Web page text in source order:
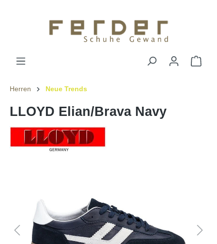
Herren Neue Trends
LLOYD Elian/Brava Navy